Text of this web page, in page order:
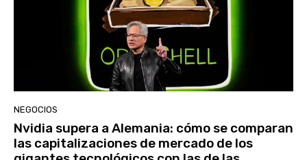
NEGOCIOS
Nvidia supera a Alemania: cómo se comparan
las capitalizaciones de mercado de los